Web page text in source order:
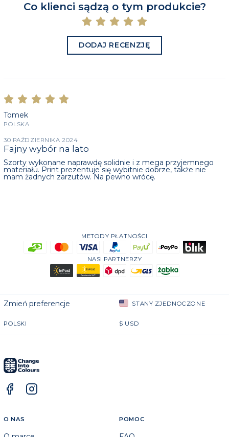
Co klienci sądzą o tym produkcie?
DODAJ RECENZJĘ
Tomek
POLSKA
30 PAŹDZIERNIKA 2024
Fajny wybór na lato
Szorty wykonane naprawdę solidnie i z mega przyjemnego
materiału. Print prezentuje się wybitnie dobrze, także nie
mam żadnych zarzutów. Na pewno wrócę.
METODY PŁATNOŚCI
NASI PARTNERZY
Zmień preferencje STANY ZJEDNOCZONE
POLSKI $ USD
O NAS POMOC